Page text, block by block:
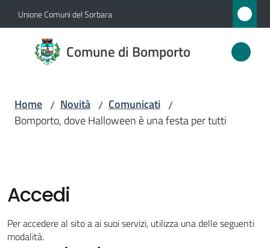
Vai al contenuto
Vai alla navigazione
Vai al footer
Unione Comuni del Sorbara
Comune di Bomporto
Comune
di
Amministrazione
Servizi
Vivere
Home / Novità / Comunicati /
Bomporto, dove Halloween è una festa per tutti
Accedi
Per accedere al sito a ai suoi servizi, utilizza una delle seguenti
modalità.